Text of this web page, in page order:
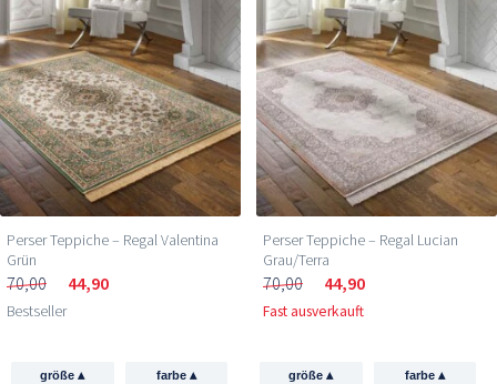
Perser Teppiche – Regal Valentina
Grün
70,00 44,90
Bestseller
größe▴ farbe ▴
Perser Teppiche – Regal Lucian
Grau/Terra
70,00 44,90
Fast ausverkauft
größe▴ farbe ▴